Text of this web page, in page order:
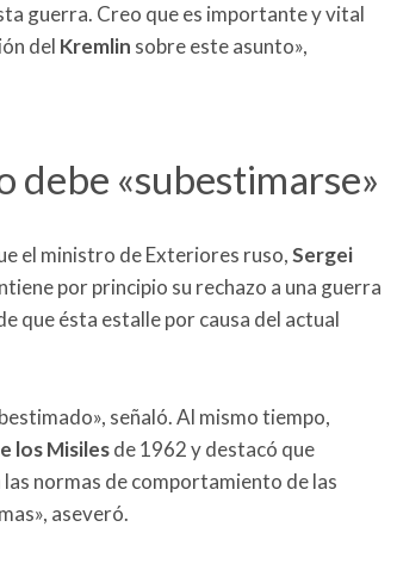
guerra. Creo que es importante y vital
del Kremlin sobre este asunto»,
debe «subestimarse»
el ministro de Exteriores ruso,Sergei
por principio su rechazo a una guerra
que ésta estalle por causa del actual
señaló. Al mismo tiempo,
los Misilesde 1962 y destacó que
normas de comportamiento de las
aseveró.